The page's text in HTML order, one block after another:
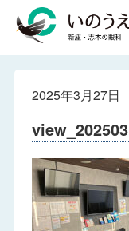
2025年3月27日
view_202503